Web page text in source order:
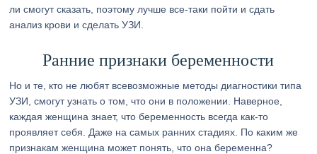
ли смогут сказать, поэтому лучше все-таки пойти и сдать
анализ крови и сделать УЗИ.
Ранние признаки беременности
Но и те, кто не любят всевозможные методы диагностики типа
УЗИ, смогут узнать о том, что они в положении. Наверное,
каждая женщина знает, что беременность всегда как-то
проявляет себя. Даже на самых ранних стадиях. По каким же
признакам женщина может понять, что она беременна?